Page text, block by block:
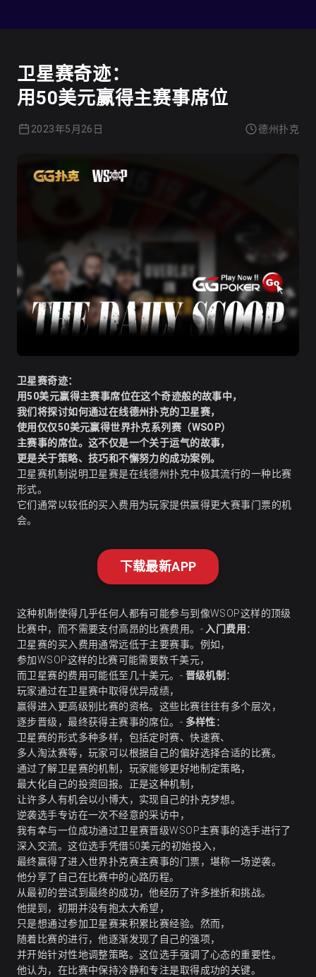
卫星赛奇迹：
用50美元赢得主赛事席位
2023年5月26日 德州扑克
卫星赛奇迹：
用50美元赢得主赛事席位在这个奇迹般的故事中，
我们将探讨如何通过在线德州扑克的卫星赛，
使用仅仅50美元赢得世界扑克系列赛（WSOP）
主赛事的席位。这不仅是一个关于运气的故事，
更是关于策略、技巧和不懈努力的成功案例。
卫星赛机制说明卫星赛是在线德州扑克中极其流行的一种比赛
形式。
它们通常以较低的买入费用为玩家提供赢得更大赛事门票的机
会。
下载最新APP
这种机制使得几乎任何人都有可能参与到像WSOP这样的顶级
比赛中，而不需要支付高昂的比赛费用。- 入门费用 ：
卫星赛的买入费用通常远低于主要赛事。例如，
参加WSOP这样的比赛可能需要数千美元，
而卫星赛的费用可能低至几十美元。- 晋级机制 ：
玩家通过在卫星赛中取得优异成绩，
赢得进入更高级别比赛的资格。这些比赛往往有多个层次，
逐步晋级，最终获得主赛事的席位。- 多样性：
卫星赛的形式多种多样，包括定时赛、快速赛、
多人淘汰赛等，玩家可以根据自己的偏好选择合适的比赛。
通过了解卫星赛的机制，玩家能够更好地制定策略，
最大化自己的投资回报。正是这种机制，
让许多人有机会以小博大，实现自己的扑克梦想。
逆袭选手专访在一次不经意的采访中，
我有幸与一位成功通过卫星赛晋级WSOP主赛事的选手进行了
深入交流。这位选手凭借50美元的初始投入，
最终赢得了进入世界扑克赛主赛事的门票，堪称一场逆袭。
他分享了自己在比赛中的心路历程。
从最初的尝试到最终的成功，他经历了许多挫折和挑战。
他提到，初期并没有抱太大希望，
只是想通过参加卫星赛来积累比赛经验。然而，
随着比赛的进行，他逐渐发现了自己的强项，
并开始针对性地调整策略。这位选手强调了心态的重要性。
他认为，在比赛中保持冷静和专注是取得成功的关键。